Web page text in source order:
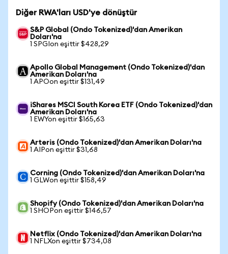
Diğer RWA'ları USD'ye dönüştür
S&P Global (Ondo Tokenized)'dan Amerikan
Doları'na
1 SPGIon eşittir $428,29
Apollo Global Management (Ondo Tokenized)'dan
Amerikan Doları'na
1 APOon eşittir $131,49
iShares MSCI South Korea ETF (Ondo Tokenized)'dan
Amerikan Doları'na
1 EWYon eşittir $165,63
Arteris (Ondo Tokenized)'dan Amerikan Doları'na
1 AIPon eşittir $31,68
Corning (Ondo Tokenized)'dan Amerikan Doları'na
1 GLWon eşittir $158,49
Shopify (Ondo Tokenized)'dan Amerikan Doları'na
1 SHOPon eşittir $146,57
Netflix (Ondo Tokenized)'dan Amerikan Doları'na
1 NFLXon eşittir $734,08